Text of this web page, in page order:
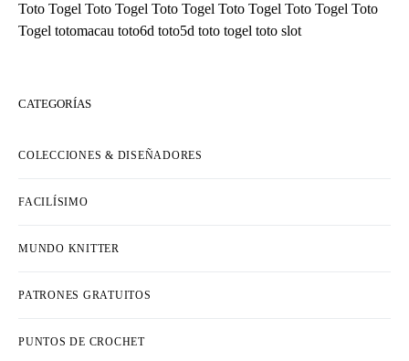
Toto Togel Toto Togel Toto Togel Toto Togel Toto Togel Toto
Togel totomacau toto6d toto5d toto togel toto slot
CATEGORÍAS
COLECCIONES & DISEÑADORES
FACILÍSIMO
MUNDO KNITTER
PATRONES GRATUITOS
PUNTOS DE CROCHET